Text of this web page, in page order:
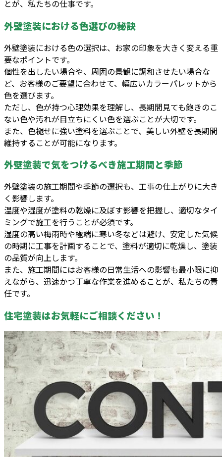
とが、私たちの仕事です。
外壁塗装における色選びの秘訣
外壁塗装における色の選択は、お家の印象を大きく変える重
要なポイントです。
個性を出したい場合や、周囲の景観に調和させたい場合な
ど、お客様のご要望に合わせて、幅広いカラーパレットから
色を選びます。
ただし、色が持つ心理効果を理解し、長期間見ても飽きのこ
ない色や汚れが目立ちにくい色を選ぶことが大切です。
また、色褪せに強い塗料を選ぶことで、美しい外壁を長期間
維持することが可能になります。
外壁塗装で気をつけるべき施工期間と季節
外壁塗装の施工期間や季節の選択も、工事の仕上がりに大き
く影響します。
温度や湿度が塗料の乾燥に及ぼす影響を把握し、適切なタイ
ミングで施工を行うことが必須です。
湿度の高い梅雨時や極端に寒い冬などは避け、安定した気候
の時期に工事を計画することで、塗料が適切に乾燥し、塗装
の品質が向上します。
また、施工期間にはお客様の日常生活への影響も最小限に抑
えながら、迅速かつ丁寧な作業を進めることが、私たちの責
任です。
住宅塗装はお気軽にご相談ください！